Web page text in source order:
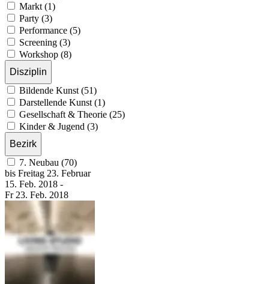
Markt (1)
Party (3)
Performance (5)
Screening (3)
Workshop (8)
Disziplin
Bildende Kunst (51)
Darstellende Kunst (1)
Gesellschaft & Theorie (25)
Kinder & Jugend (3)
Bezirk
7. Neubau (70)
bis Freitag 23. Februar
15. Feb. 2018 -
Fr 23. Feb. 2018